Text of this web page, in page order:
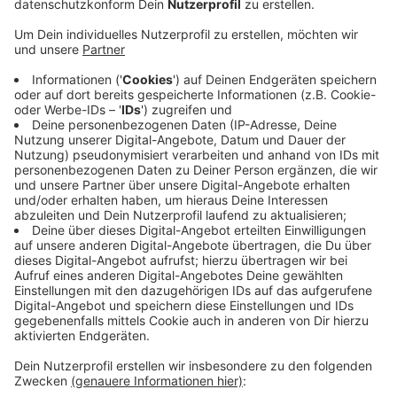
Praktiker-Baumarkts, der dort bis vor ein paar Jahren
stand. Schon seit vorletztem Jahr ist dieser Bau
geplant worden, rund ein Jahr ist er gebaut worden und
kann schließlich heute eröffnet werden. Die neue
Filiale hat eine Fläche von mehr als 13.000
Quadratmetern und 70 Mitarbeiter beraten die Kunden
rund um Werkstatt, Haus und Garten. Mit dem neuen
Markt will BAUHAUS einen wichtigen Beitrag zur
Stärkung des Handels in Rheydt beitragen und weitere
Impulse für die Belebung der lokalen Wirtschaft
setzen, so das Unternehmen. Seit 7 Uhr heute Morgen
feiert der neue BAUHAUS-Markt in Rheydt Eröffnung.